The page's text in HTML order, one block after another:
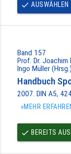
done AUSWÄHLEN
Band 157
Prof. Dr. Joachim
Ingo Müller (Hrsg.)
Handbuch
2007. DIN A5,
»MEHR
done BEREITS